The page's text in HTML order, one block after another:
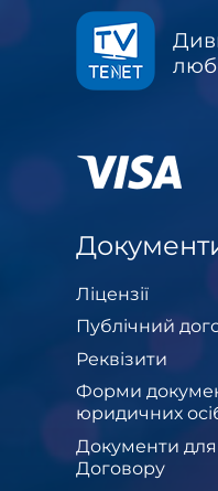
Ліцензії
Публічний
Реквізити
Форми
юридичних
Документи
Договору